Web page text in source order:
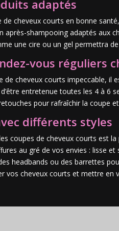
adaptés
cheveux courts en bonne
après-shampooing adaptés aux
une cire ou un gel permettra
vous réguliers
de cheveux courts impeccable, il
entretenue toutes les 4 à 6
pour rafraîchir la coupe
différents styles
coupes de cheveux courts est
au gré de vos envies : lisse
headbands ou des barrettes
vos cheveux courts et mettre en